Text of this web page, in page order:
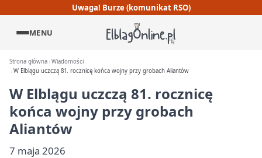
Uwaga! Burze (komunikat RSO)
MENU
Strona główna Wiadomości
W Elblągu uczczą 81. rocznicę końca wojny przy grobach Aliantów
W Elblągu uczczą 81. rocznicę
końca wojny przy grobach
Aliantów
7 maja 2026